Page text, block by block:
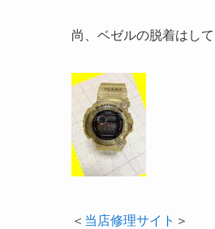
尚、ベゼルの脱着はし
＜ 当店修理サイト ＞